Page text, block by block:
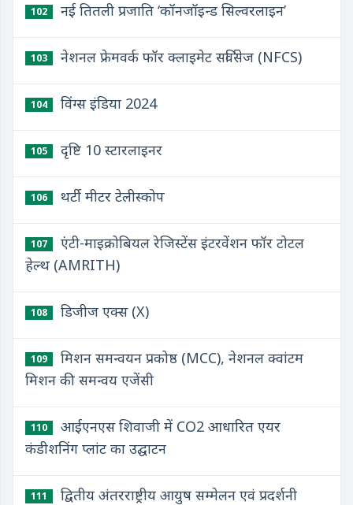
102 नई तितली प्रजाति ‘कॉनजॉइन्ड सिल्वरलाइन’
103 नेशनल फ्रेमवर्क फॉर क्लाइमेट सर्विसेज (NFCS)
104 विंग्स इंडिया 2024
105 दृष्टि 10 स्टारलाइनर
106 थर्टी मीटर टेलीस्कोप
107
एंटी-माइक्रोबियल रेजिस्टेंस इंटरवेंशन फॉर टोटल
हेल्थ (AMRITH)
108 डिजीज एक्स (X)
109
मिशन समन्वयन प्रकोष्ठ (MCC), नेशनल क्वांटम
मिशन की समन्वय एजेंसी
110
आईएनएस शिवाजी में CO2 आधारित एयर
कंडीशनिंग प्लांट का उद्घाटन
111 द्वितीय अंतरराष्ट्रीय आयुष सम्मेलन एवं प्रदर्शनी